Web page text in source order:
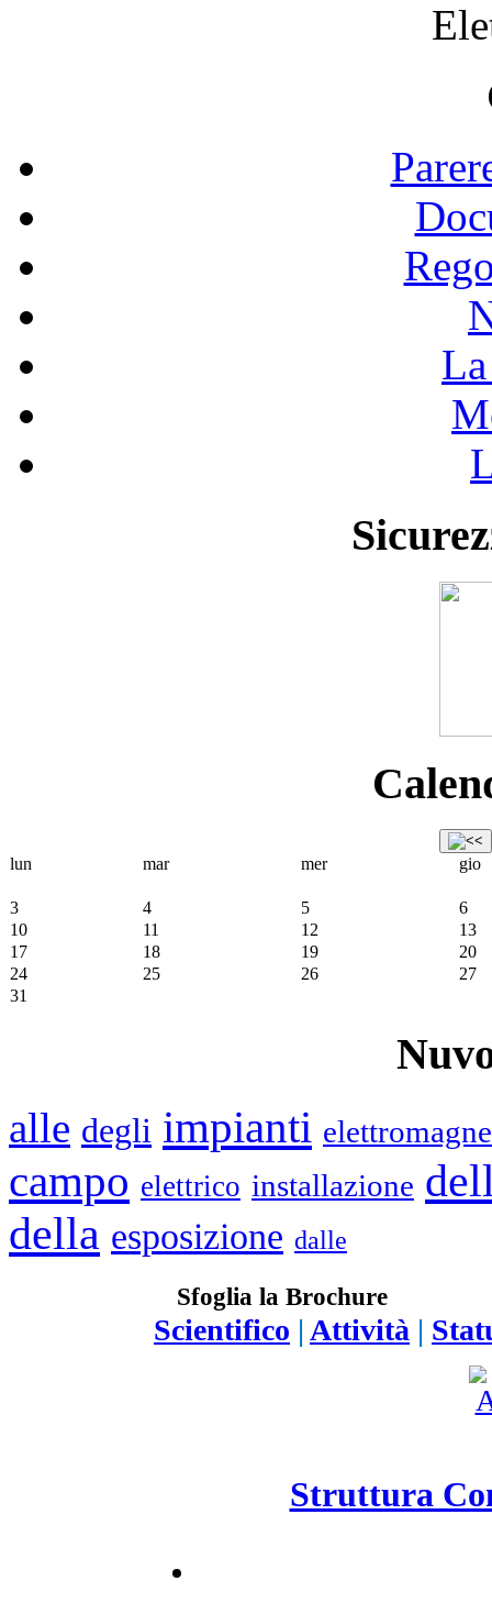
lun
mar mer gio
3 4 5
6
10
11 12
13
17
18 19
20
24
25 26
27
31
alle degli impianti
campo elettrico installazione
della esposizione dalle
Sfoglia la Brochure
Scientifico | Attività |
Struttura